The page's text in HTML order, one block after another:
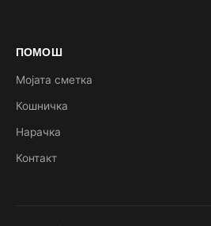
ПОМОШ
Мојата сметка
Кошничка
Нарачка
Контакт